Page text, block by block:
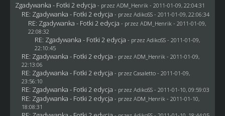
Zgadywanka - Fotki 2 edycja - przez ADM_Henrik- 2011-01-09, 22:04:31
RE: Zgadywanka - Fotki 2 edycja - przez AdikoSS - 2011-01-09, 22:06:34
RE: Zgadywanka - Fotki 2 edycja - przez ADM_Henrik- 2011-01-09,
22:08:32
RE: Zgadywanka - Fotki 2 edycja - przez AdikoSS - 2011-01-09,
22:10:45
RE: Zgadywanka - Fotki 2 edycja - przez ADM_Henrik- 2011-01-09,
22:13:06
RE: Zgadywanka - Fotki 2 edycja - przez Casaletto- 2011-01-09,
23:56:10
RE: Zgadywanka - Fotki 2 edycja - przez AdikoSS - 2011-01-10, 09:59:03
RE: Zgadywanka - Fotki 2 edycja - przez ADM_Henrik- 2011-01-10,
18:08:31